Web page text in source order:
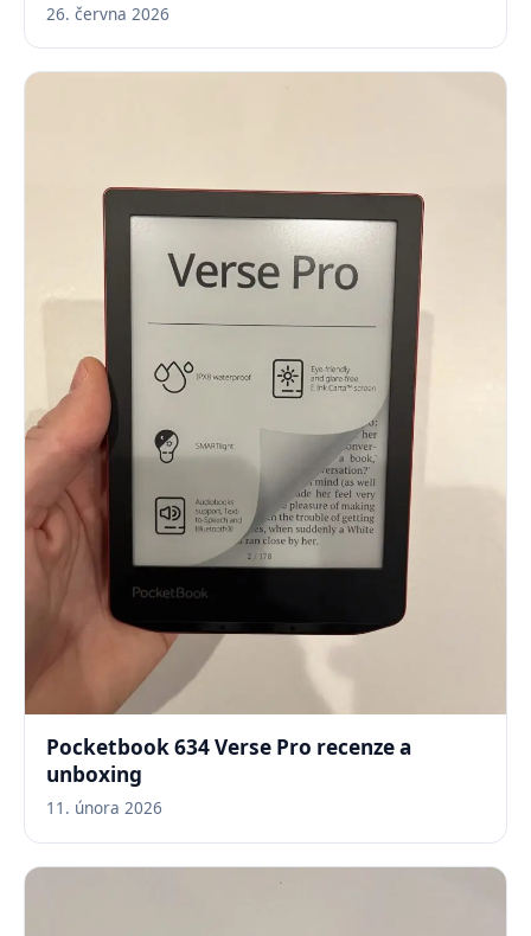
26. června 2026
Pocketbook 634 Verse Pro recenze a
unboxing
11. února 2026